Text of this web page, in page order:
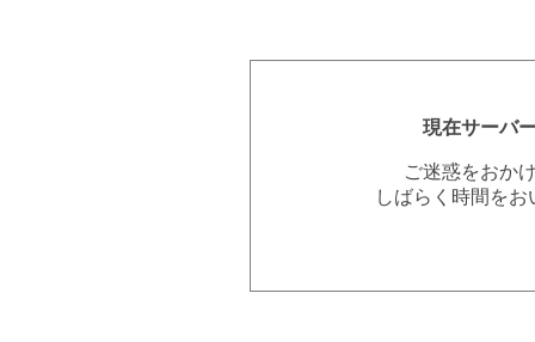
現在サーバ
ご迷惑をおか
しばらく時間を